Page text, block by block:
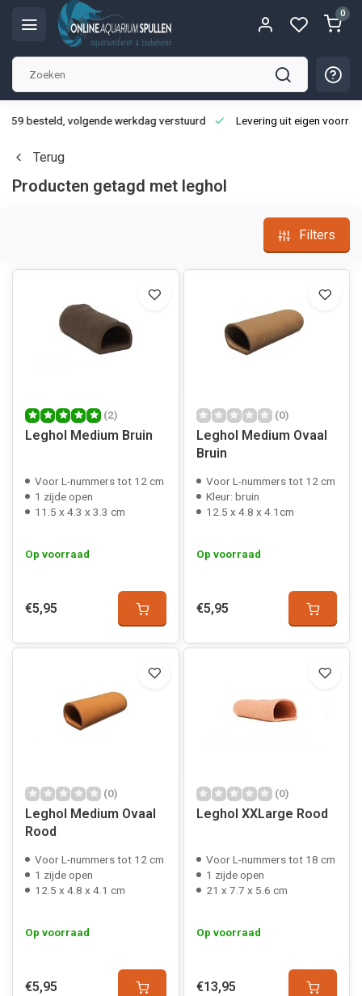
0
besteld, volgende werkdag verstuurd Levering uit eigen
Terug
Producten getagd met leghol
Filters
(2)
Leghol Medium Bruin
Voor L-nummers tot 12 cm
1 zijde open
11.5 x 4.3 x 3.3 cm
Op voorraad
€5,95
(0)
Leghol Medium Ovaal
Bruin
Voor L-nummers tot 12 cm
Kleur: bruin
12.5 x 4.8 x 4.1cm
Op voorraad
€5,95
(0)
Leghol Medium Ovaal
Rood
Voor L-nummers tot 12 cm
1 zijde open
12.5 x 4.8 x 4.1 cm
Op voorraad
€5,95
(0)
Leghol XXLarge Rood
Voor L-nummers tot 18 cm
1 zijde open
21 x 7.7 x 5.6 cm
Op voorraad
€13,95